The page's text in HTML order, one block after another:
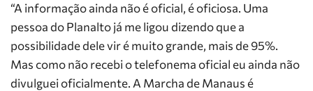
“A informação ainda não é oficial, é oficiosa. Uma
pessoa do Planalto já me ligou dizendo que a
possibilidade dele vir é muito grande, mais de 95%.
Mas como não recebi o telefonema oficial eu ainda não
divulguei oficialmente. A Marcha de Manaus é